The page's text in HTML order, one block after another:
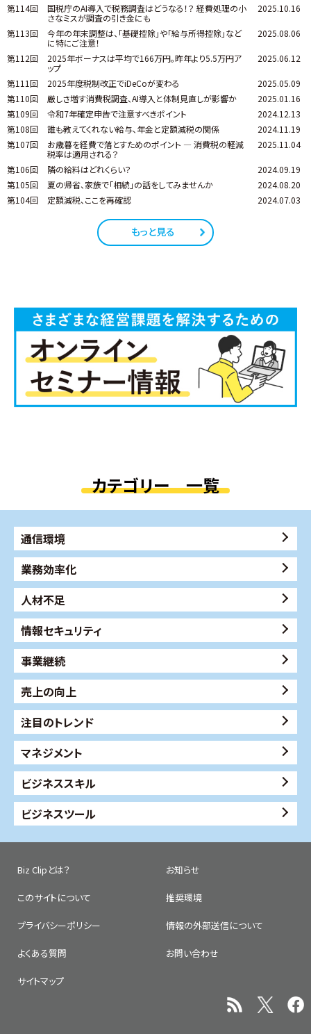
第114回
国税庁のAI導入で税務調査はどうなる！？ 経費処理の小
さなミスが調査の引き金にも
2025.10.16
第113回
今年の年末調整は、「基礎控除」や「給与所得控除」など
に特にご注意！
2025.08.06
第112回
2025年ボーナスは平均で166万円。昨年より5.5万円ア
ップ
2025.06.12
第111回 2025年度税制改正でiDeCoが変わる
2025.05.09
第110回
厳しさ増す消費税調査、AI導入と体制見直しが影響か
2025.01.16
第109回
令和7年確定申告で注意すべきポイント
2024.12.13
第108回
誰も教えてくれない給与、年金と定額減税の関係
2024.11.19
第107回
お歳暮を経費で落とすためのポイント ― 消費税の軽減
税率は適用される？
2025.11.04
第106回 隣の給料はどれくらい？
2024.09.19
第105回
夏の帰省、家族で「相続」の話をしてみませんか
2024.08.20
第104回
定額減税、ここを再確認 2024.07.03
もっと見る
カテゴリー 一覧
通信環境
業務効率化
人材不足
情報セキュリティ
事業継続
売上の向上
注目のトレンド
マネジメント
ビジネススキル
ビジネスツール
Biz Clipとは？ お知らせ
このサイトについて 推奨環境
プライバシーポリシー 情報の外部送信について
よくある質問 お問い合わせ
サイトマップ